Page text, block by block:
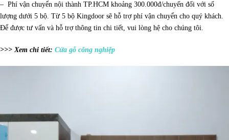
– Phí vận chuyển nội thành TP.HCM khoảng 300.000đ/chuyến đối với số
lượng dưới 5 bộ. Từ 5 bộ Kingdoor sẽ hỗ trợ phí vận chuyển cho quý khách.
Để được tư vấn và hỗ trợ thông tin chi tiết, vui lòng hệ cho chúng tôi.
>>> Xem chi tiết: Cửa gỗ công nghiệp